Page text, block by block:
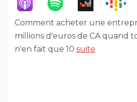
Comment acheter une
millions d'euros de CA quand
n'en fait que 10 suite